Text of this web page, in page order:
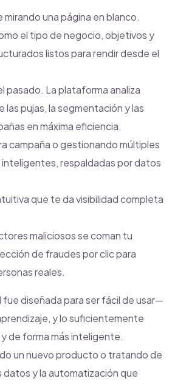
mirando una página en blanco.
el tipo de negocio, objetivos y
listos para rendir desde el
pasado. La plataforma analiza
pujas, la segmentación y las
en máxima eficiencia.
campaña o gestionando múltiples
respaldadas por datos
que te da visibilidad completa
maliciosos se coman tu
de fraudes por clic para
reales.
fue diseñada para ser fácil de usar—
y lo suficientemente
de forma más inteligente.
un nuevo producto o tratando de
datos y la automatización que